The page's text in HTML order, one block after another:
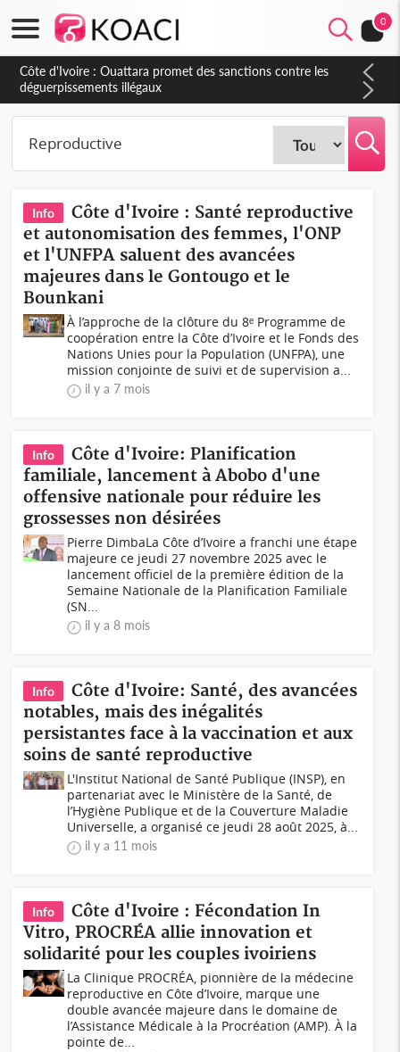
0
Info
Côte d'Ivoire : Santé reproductive
et autonomisation des femmes, l'ONP
et l'UNFPA saluent des avancées
majeures dans le Gontougo et le
Bounkani
À l’approche de la clôture du 8ᵉ Programme de
coopération entre la Côte d’Ivoire et le Fonds des
Nations Unies pour la Population (UNFPA), une
mission conjointe de suivi et de supervision a...
il y a 7 mois
Info
Côte d'Ivoire: Planification
familiale, lancement à Abobo d'une
offensive nationale pour réduire les
grossesses non désirées
Pierre DimbaLa Côte d’Ivoire a franchi une étape
majeure ce jeudi 27 novembre 2025 avec le
lancement officiel de la première édition de la
Semaine Nationale de la Planification Familiale
(SN...
il y a 8 mois
Info
Côte d'Ivoire: Santé, des avancées
notables, mais des inégalités
persistantes face à la vaccination et aux
soins de santé reproductive
L'Institut National de Santé Publique (INSP), en
partenariat avec le Ministère de la Santé, de
l’Hygiène Publique et de la Couverture Maladie
Universelle, a organisé ce jeudi 28 août 2025, à...
il y a 11 mois
Info
Côte d'Ivoire : Fécondation In
Vitro, PROCRÉA allie innovation et
solidarité pour les couples ivoiriens
La Clinique PROCRÉA, pionnière de la médecine
reproductive en Côte d’Ivoire, marque une
double avancée majeure dans le domaine de
l’Assistance Médicale à la Procréation (AMP). À la
pointe de...